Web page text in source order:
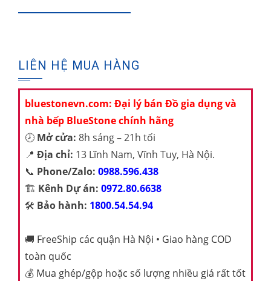
LIÊN HỆ MUA HÀNG
bluestonevn.com: Đại lý bán Đồ gia dụng và
nhà bếp BlueStone chính hãng
🕗 Mở cửa: 8h sáng – 21h tối
📍 Địa chỉ: 13 Lĩnh Nam, Vĩnh Tuy, Hà Nội.
📞 Phone/Zalo: 0988.596.438
🏗️ Kênh Dự án: 0972.80.6638
🛠️ Bảo hành: 1800.54.54.94
🚚 FreeShip các quận Hà Nội • Giao hàng COD
toàn quốc
💰 Mua ghép/gộp hoặc số lượng nhiều giá rất tốt